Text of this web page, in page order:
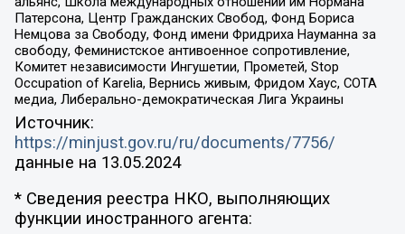
Патерсона, Центр Гражданских Свобод, Фонд Бориса
Немцова за Свободу, Фонд имени Фридриха Науманна за
свободу, Феминистское антивоенное сопротивление,
Комитет независимости Ингушетии, Прометей, Stop
Occupation of Karelia, Вернись живым, Фридом Хаус, СОТА
медиа, Либерально-демократическая Лига Украины
Источник:
https://minjust.gov.ru/ru/documents/7756/
данные на 13.05.2024
* Сведения реестра НКО, выполняющих
функции иностранного агента: